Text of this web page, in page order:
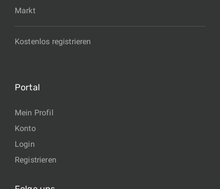
Markt
Kostenlos registrieren
Portal
Mein Profil
Konto
Login
Registrieren